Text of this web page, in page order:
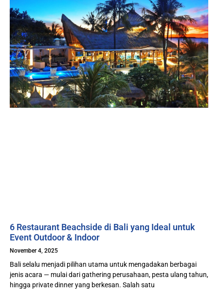
6 Restaurant Beachside di Bali yang Ideal untuk
Event Outdoor & Indoor
November 4, 2025
Bali selalu menjadi pilihan utama untuk mengadakan berbagai
jenis acara — mulai dari gathering perusahaan, pesta ulang tahun,
hingga private dinner yang berkesan. Salah satu